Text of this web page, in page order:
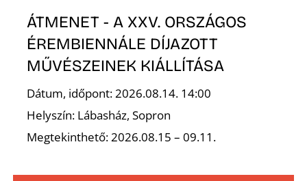
ÁTMENET - A XXV. ORSZÁGOS
ÉREMBIENNÁLE DÍJAZOTT
MŰVÉSZEINEK KIÁLLÍTÁSA
Dátum, időpont: 2026.08.14. 14:00
Helyszín: Lábasház, Sopron
Megtekinthető: 2026.08.15 – 09.11.